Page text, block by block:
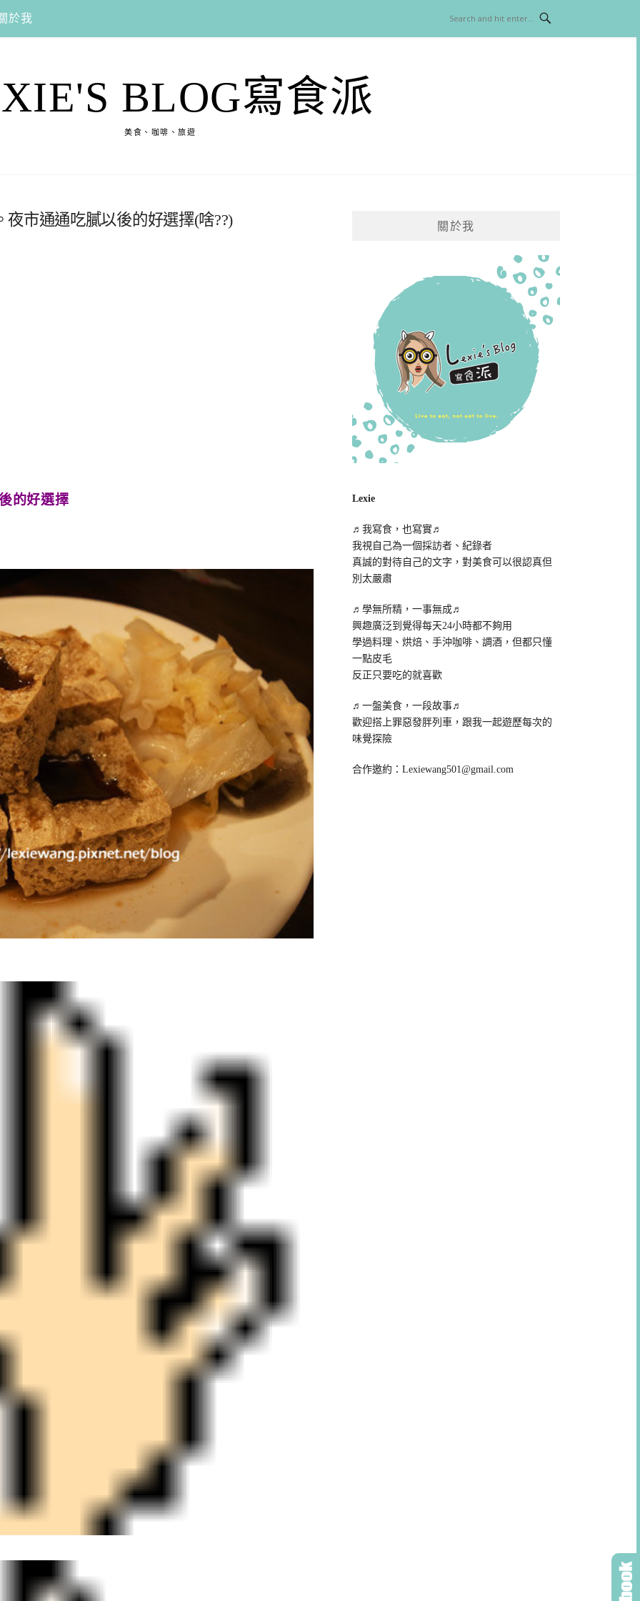
於我
BLOG寫食派
美食、咖啡、旅遊
市通通吃膩以後的好選擇(啥??)
的好選擇
關於我
Lexie
♬我寫食，也寫實♬
我視自己為一個採訪者、紀錄者
真誠的對待自己的文字，對美食可以很認真但
別太嚴肅
♬學無所精，一事無成♬
興趣廣泛到覺得每天24小時都不夠用
學過料理、烘焙、手沖咖啡、調酒，但都只懂
一點皮毛
反正只要吃的就喜歡
♬一盤美食，一段故事♬
歡迎搭上罪惡發胖列車，跟我一起遊歷每次的
味覺探險
合作邀約：Lexiewang501@gmail.com